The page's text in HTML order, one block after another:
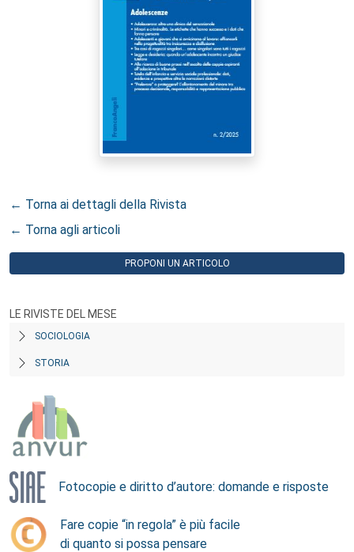
← Torna ai dettagli della Rivista
← Torna agli articoli
PROPONI UN ARTICOLO
LE RIVISTE DEL MESE
SOCIOLOGIA
STORIA
Fotocopie e diritto d’autore: domande e risposte
Fare copie “in regola” è più facile
di quanto si possa pensare